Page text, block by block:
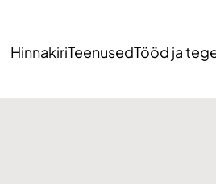
HinnakiriTeenusedTööd ja